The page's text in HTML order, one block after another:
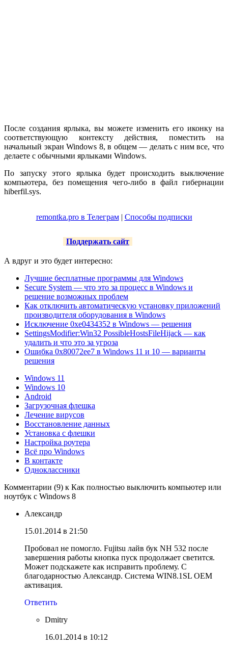
После создания ярлыка, вы можете изменить его иконку на
соответствующую контексту действия, поместить на
начальный экран Windows 8, в общем — делать с ним все, что
делаете с обычными ярлыками Windows.
По запуску этого ярлыка будет происходить выключение
компьютера, без помещения чего-либо в файл гибернации
hiberfil.sys.
remontka.pro в Телеграм| Способы подписки
Поддержать сайт
А вдруг и это будет интересно:
Лучшие бесплатные программы для Windows
Secure System — что это за процесс в Windows и
решение возможных проблем
Как отключить автоматическую установку приложений
производителя оборудования в Windows
Исключение 0xe0434352 в Windows — решения
SettingsModifier:Win32 PossibleHostsFileHijack — как
удалить и что это за угроза
Ошибка 0x80072ee7 в Windows 11 и 10 — варианты
решения
Windows 11
Windows 10
Android
Загрузочная флешка
Лечение вирусов
Восстановление данных
Установка с флешки
Настройка роутера
Всё про Windows
В контакте
Одноклассники
Комментарии (9) к Как полностью выключить компьютер или
ноутбук с Windows 8
Александр
15.01.2014 в 21:50
Пробовал не помогло. Fujitsu лайв бук NH 532 после
завершения работы кнопка пуск продолжает светится.
Может подскажете как исправить проблему. С
благодарностью Александр. Система WIN8.1SL OEM
активация.
Ответить
Dmitry
16.01.2014 в 10:12